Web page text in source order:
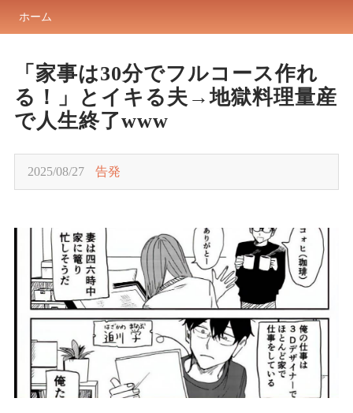
ホーム
「家事は30分でフルコース作れ
る！」とイキる夫→地獄料理量産
で人生終了www
2025/08/27 告発